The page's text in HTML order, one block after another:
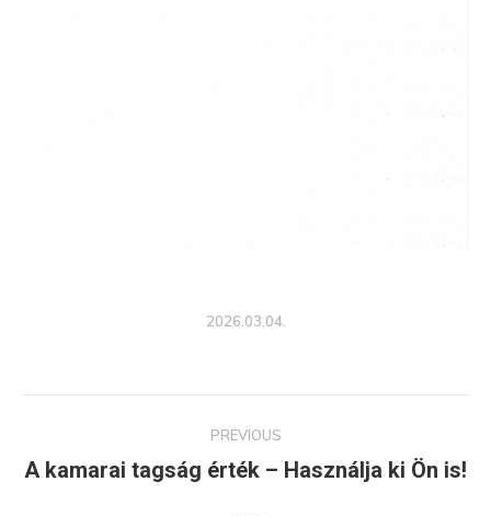
2026.03.04.
navigation
PREVIOUS
Previous
A kamarai tagság érték – Használja ki Ön is!